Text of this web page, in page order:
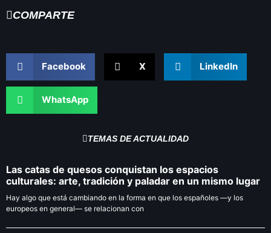
COMPARTE
Facebook X LinkedIn
WhatsApp
TEMAS DE ACTUALIDAD
Las catas de quesos conquistan los espacios
culturales: arte, tradición y paladar en un mismo lugar
Hay algo que está cambiando en la forma en que los españoles —y los
europeos en general— se relacionan con